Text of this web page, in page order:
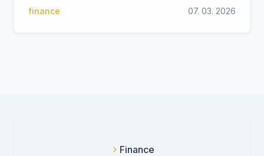
finance 07. 03. 2026
Finance